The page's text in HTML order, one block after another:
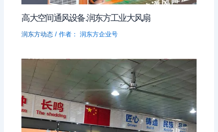
高大空间通风设备.润东方工业大风扇
润东方动态 / 作者： 润东方企业号